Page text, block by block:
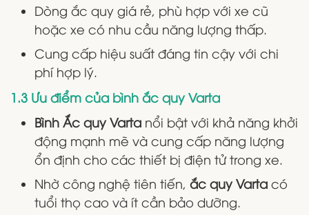
Dòng ắc quy giá rẻ, phù hợp với xe cũ
hoặc xe có nhu cầu năng lượng thấp.
Cung cấp hiệu suất đáng tin cậy với chi
phí hợp lý.
1.3 Ưu điểm của bình ắc quy Varta
Bình Ắc quy Varta nổi bật với khả năng khởi
động mạnh mẽ và cung cấp năng lượng
ổn định cho các thiết bị điện tử trong xe.
Nhờ công nghệ tiên tiến, ắc quy Varta có
tuổi thọ cao và ít cần bảo dưỡng.